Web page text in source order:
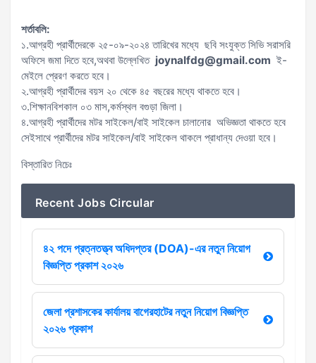
শর্তাবলি:
১.আগ্রহী প্রার্থীদেরকে ২৫-০৯-২০২৪ তারিখের মধ্যে ছবি সংযুক্ত সিভি সরাসরি
অফিসে জমা দিতে হবে,অথবা উল্লেখিত joynalfdg@gmail.com ই-
মেইলে প্রেরণ করতে হবে।
২.আগ্রহী প্রার্থীদের বয়স ২০ থেকে ৪৫ বছরের মধ্যে থাকতে হবে।
৩.শিক্ষানবিশকাল ০৩ মাস,কর্মস্থল বগুড়া জিলা।
৪.আগ্রহী প্রার্থীদের মটর সাইকেল/বাই সাইকেল চালানোর অভিজ্ঞতা থাকতে হবে
সেইসাথে প্রার্থীদের মটর সাইকেল/বাই সাইকেল থাকলে প্রাধান্য দেওয়া হবে।
বিস্তারিত নিচেঃ
Recent Jobs Circular
৪২ পদে প্রত্নতত্ত্ব অধিদপ্তর (DOA)-এর নতুন নিয়োগ
বিজ্ঞপ্তি প্রকাশ ২০২৬
জেলা প্রশাসকের কার্যালয় বাগেরহাটের নতুন নিয়োগ বিজ্ঞপ্তি
২০২৬ প্রকাশ